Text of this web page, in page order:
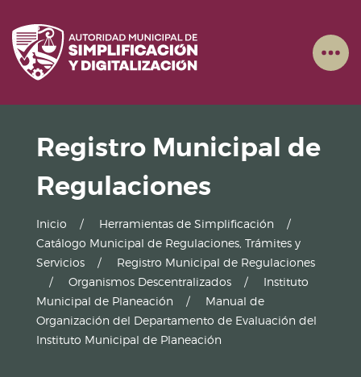
Registro Municipal de
Regulaciones
Inicio
Herramientas de Simplificación
Catálogo Municipal de Regulaciones, Trámites y
Servicios
Registro Municipal de Regulaciones
Organismos Descentralizados
Instituto
Municipal de Planeación
Manual de
Organización del Departamento de Evaluación del
Instituto Municipal de Planeación